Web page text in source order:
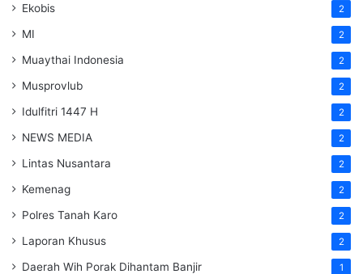
Ekobis 2
MI 2
Muaythai Indonesia 2
Musprovlub 2
Idulfitri 1447 H 2
NEWS MEDIA 2
Lintas Nusantara 2
Kemenag 2
Polres Tanah Karo 2
Laporan Khusus 2
Daerah Wih Porak Dihantam Banjir 1